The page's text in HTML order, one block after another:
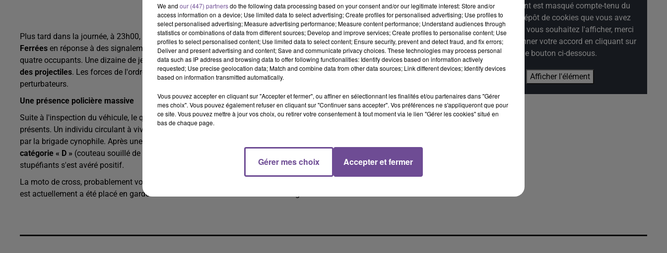
Plus tard dans la journée, à 23h00, une nouvelle opération de contrôle a eu lieu dans le quartier prioritaire desPortes
Ferrées en réponse à des signalements de rodéos. Les policiers ont contrôlé un véhicule circulant à très vive allure avec
quatre occupants. Une dizaine de jeunes du quartier ont réagi en se déplaçant rapidement vers le lieu du contrôle,lançant
des projectiles. Les forces de l'ordre ont utilisé des moyens de désencerclement et lacrymogènes pour disperser les
perturbateurs.
Une présence policière massive
Suite à l'inspection du véhicule, le quartier a été investi par les forces de police qui ont procédé à des contrôles d'individus
présents. Un individu circulant à vive allure, sans casque ni éclairage, sur une moto de cross non immatriculée, a été repéré
par la brigade cynophile. Après une course-poursuite à pied, il a été interpellé et trouvé en possession d'
catégorie « D » (couteau souillé de résine de cannabis), de 700 € en espèces, et de produits stupéfiants. Le dépistage de
stupéfiants s'est avéré positif.
La moto de cross, probablement volée avec un numéro de série illisible, a été placée en fourrière. Le jeune homme de 18 ans
est actuellement a été placé en garde à vue au commissariat de Police de Limoges.
Cet élément est masqué compte-tenu du
refus du dépôt de cookies que vous avez
exprimé. Si vous souhaitez l'afficher, merci
de nous donner votre accord en cliquant sur
le bouton ci-dessous.
Afficher l'élément
We and our (447) partnersdo the following data processing based on your consent and/or our legitimate interest: Store and/or
access information on a device; Use limited data to select advertising; Create profiles for personalised advertising; Use profiles to
select personalised advertising; Measure advertising performance; Measure content performance; Understand audiences through
statistics or combinations of data from different sources; Develop and improve services; Create profiles to personalise content; Use
profiles to select personalised content; Use limited data to select content; Ensure security, prevent and detect fraud, and fix errors;
Deliver and present advertising and content; Save and communicate privacy choices. These technologies may process personal
data such as IP address and browsing data to offer following functionalities: Identify devices based on information actively
requested; Use precise geolocation data; Match and combine data from other data sources; Link different devices; Identify devices
based on information transmitted automatically.
Vous pouvez accepter en cliquant sur "Accepter et fermer", ou affiner en sélectionnant les finalités et/ou partenaires dans "Gérer
mes choix". Vous pouvez également refuser en cliquant sur "Continuer sans accepter". Vos préférences ne s'appliqueront que pour
ce site. Vous pouvez mettre à jour vos choix, ou retirer votre consentement à tout moment via le lien "Gérer les cookies" situé en
bas de chaque page.
Gérer mes choix Accepter et fermer